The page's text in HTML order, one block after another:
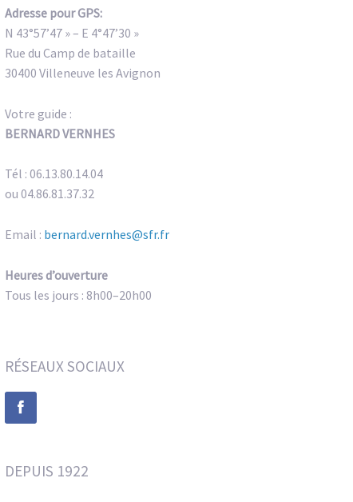
Adresse pour GPS:
N 43°57’47 » – E 4°47’30 »
Rue du Camp de bataille
30400 Villeneuve les Avignon
Votre guide :
BERNARD VERNHES
Tél : 06.13.80.14.04
ou 04.86.81.37.32
Email : bernard.vernhes@sfr.fr
Heures d’ouverture
Tous les jours : 8h00–20h00
RÉSEAUX SOCIAUX
DEPUIS 1922